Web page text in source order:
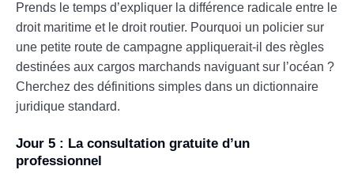
Prends le temps d’expliquer la différence radicale entre le
droit maritime et le droit routier. Pourquoi un policier sur
une petite route de campagne appliquerait-il des règles
destinées aux cargos marchands naviguant sur l’océan ?
Cherchez des définitions simples dans un dictionnaire
juridique standard.
Jour 5 : La consultation gratuite d’un
professionnel